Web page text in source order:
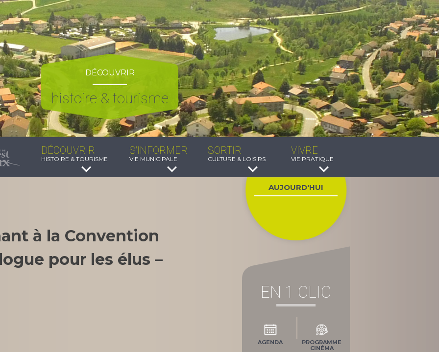
DÉCOUVRIR
histoire & tourisme
DÉCOUVRIR
HISTOIRE & TOURISME
S'INFORMER
VIE MUNICIPALE
SORTIR
CULTURE & LOISIRS
VIVRE
VIE PRATIQUE
à la Convention
pour les élus –
AUJOURD'HUI
EN 1 CLIC
AGENDA
PROGRAMME
CINÉMA